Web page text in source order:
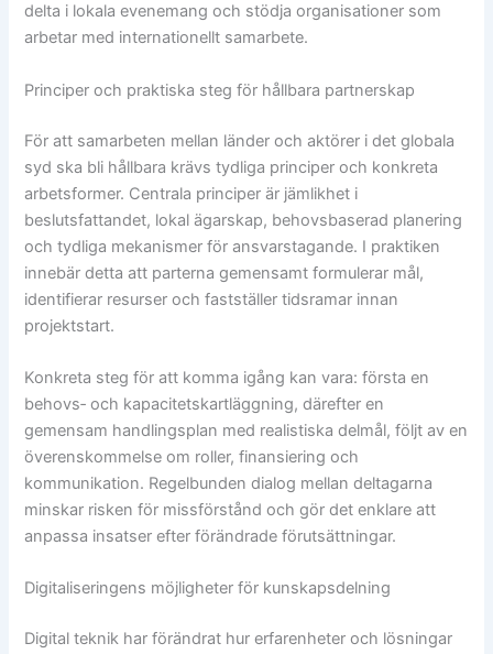
delta i lokala evenemang och stödja organisationer som
arbetar med internationellt samarbete.
Principer och praktiska steg för hållbara partnerskap
För att samarbeten mellan länder och aktörer i det globala
syd ska bli hållbara krävs tydliga principer och konkreta
arbetsformer. Centrala principer är jämlikhet i
beslutsfattandet, lokal ägarskap, behovsbaserad planering
och tydliga mekanismer för ansvarstagande. I praktiken
innebär detta att parterna gemensamt formulerar mål,
identifierar resurser och fastställer tidsramar innan
projektstart.
Konkreta steg för att komma igång kan vara: första en
behovs‑ och kapacitetskartläggning, därefter en
gemensam handlingsplan med realistiska delmål, följt av en
överenskommelse om roller, finansiering och
kommunikation. Regelbunden dialog mellan deltagarna
minskar risken för missförstånd och gör det enklare att
anpassa insatser efter förändrade förutsättningar.
Digitaliseringens möjligheter för kunskapsdelning
Digital teknik har förändrat hur erfarenheter och lösningar